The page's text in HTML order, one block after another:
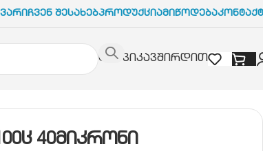
Ჩვენ ᲨესახებᲞროდუქციაᲛიწოდება
დაგვიკავშირდით
40მიკრონი